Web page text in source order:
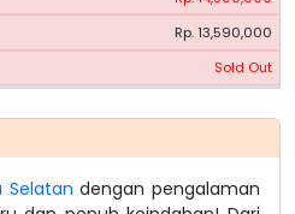
Rp. 13,590,000
Sold Out
Selatan dengan pengalaman